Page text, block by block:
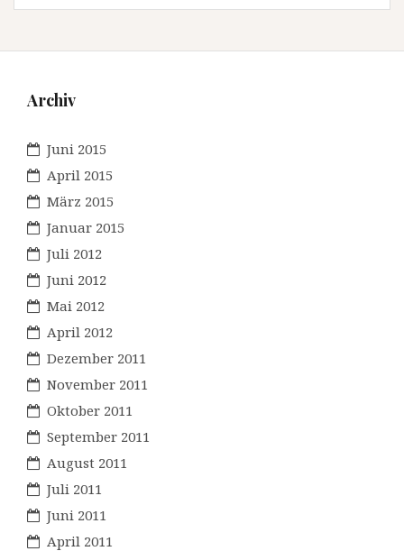
Archiv
Juni 2015
April 2015
März 2015
Januar 2015
Juli 2012
Juni 2012
Mai 2012
April 2012
Dezember 2011
November 2011
Oktober 2011
September 2011
August 2011
Juli 2011
Juni 2011
April 2011